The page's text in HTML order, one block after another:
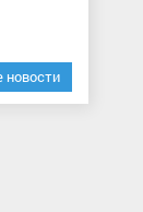
новости